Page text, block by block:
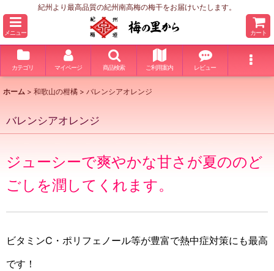
紀州より最高品質の紀州南高梅の梅干をお届けいたします。
メニュー カート
カテゴリ マイページ 商品検索 ご利用案内 レビュー
ホーム > 和歌山の柑橘 > バレンシアオレンジ
バレンシアオレンジ
ジューシーで爽やかな甘さが夏ののど
ごしを潤してくれます。
ビタミンC・ポリフェノール等が豊富で熱中症対策にも最高
です！